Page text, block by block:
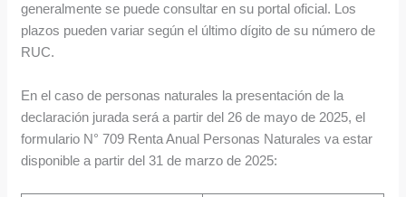
generalmente se puede consultar en su portal oficial. Los
plazos pueden variar según el último dígito de su número de
RUC.
En el caso de personas naturales la presentación de la
declaración jurada será a partir del 26 de mayo de 2025, el
formulario N° 709 Renta Anual Personas Naturales va estar
disponible a partir del 31 de marzo de 2025: